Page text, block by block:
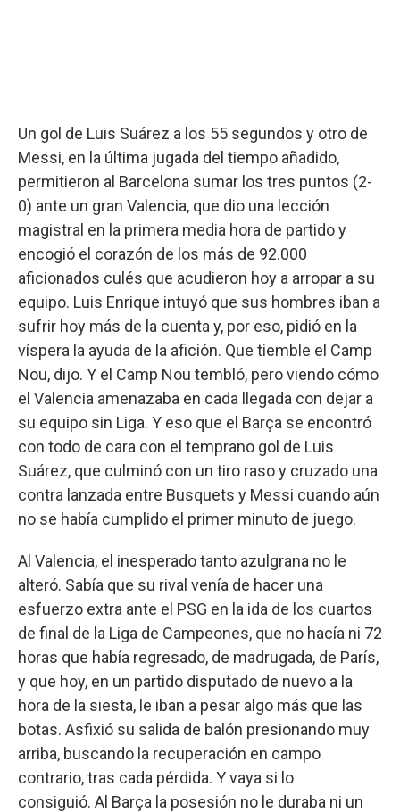
Un gol de Luis Suárez a los 55 segundos y otro de
Messi, en la última jugada del tiempo añadido,
permitieron al Barcelona sumar los tres puntos (2-
0) ante un gran Valencia, que dio una lección
magistral en la primera media hora de partido y
encogió el corazón de los más de 92.000
aficionados culés que acudieron hoy a arropar a su
equipo. Luis Enrique intuyó que sus hombres iban a
sufrir hoy más de la cuenta y, por eso, pidió en la
víspera la ayuda de la afición. Que tiemble el Camp
Nou, dijo. Y el Camp Nou tembló, pero viendo cómo
el Valencia amenazaba en cada llegada con dejar a
su equipo sin Liga. Y eso que el Barça se encontró
con todo de cara con el temprano gol de Luis
Suárez, que culminó con un tiro raso y cruzado una
contra lanzada entre Busquets y Messi cuando aún
no se había cumplido el primer minuto de juego.
Al Valencia, el inesperado tanto azulgrana no le
alteró. Sabía que su rival venía de hacer una
esfuerzo extra ante el PSG en la ida de los cuartos
de final de la Liga de Campeones, que no hacía ni 72
horas que había regresado, de madrugada, de París,
y que hoy, en un partido disputado de nuevo a la
hora de la siesta, le iban a pesar algo más que las
botas. Asfixió su salida de balón presionando muy
arriba, buscando la recuperación en campo
contrario, tras cada pérdida. Y vaya si lo
consiguió. Al Barça la posesión no le duraba ni un